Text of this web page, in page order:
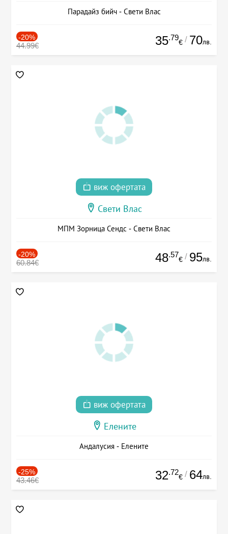
Парадайз бийч - Свети Влас
-20%
44.99€ 35.79
€ / 70лв.
виж офертата
Свети Влас
МПМ Зорница Сендс - Свети Влас
-20%
60.84€ 48.57
€ / 95лв.
виж офертата
Елените
Андалусия - Елените
-25%
43.46€ 32.72
€ / 64лв.